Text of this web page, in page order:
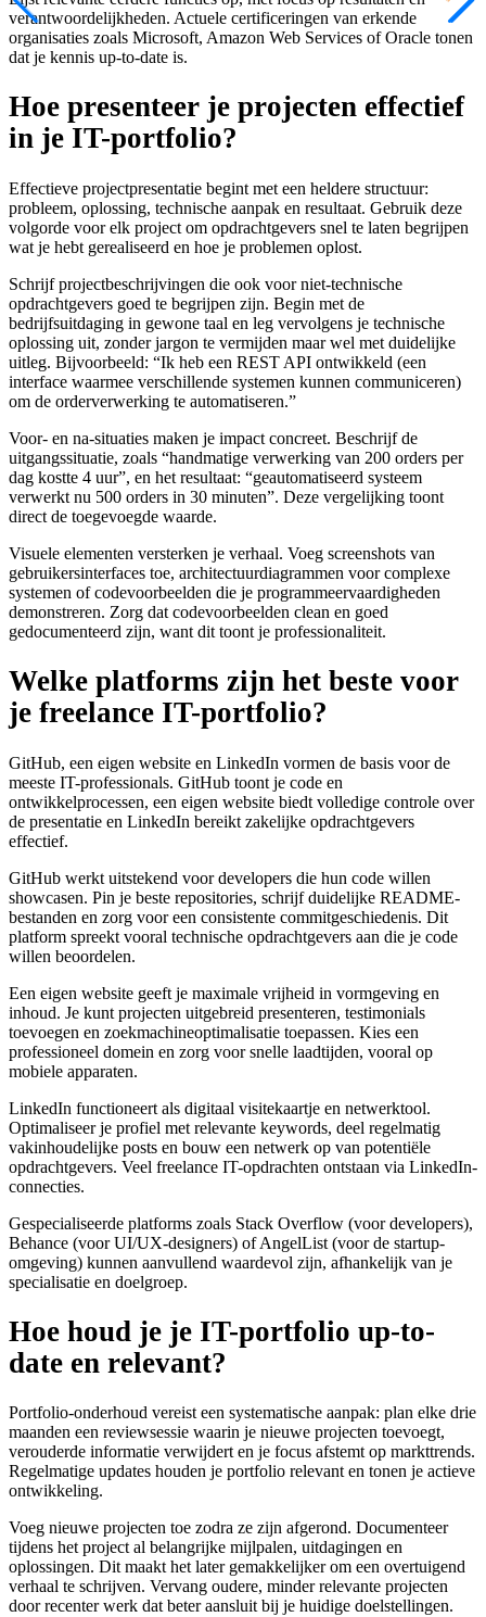
verantwoordelijkheden. Actuele certificeringen van erkende
organisaties zoals Microsoft, Amazon Web Services of Oracle tonen
dat je kennis up-to-date is.
Hoe presenteer je projecten effectief
in je IT-portfolio?
Effectieve projectpresentatie begint met een heldere structuur:
probleem, oplossing, technische aanpak en resultaat. Gebruik deze
volgorde voor elk project om opdrachtgevers snel te laten begrijpen
wat je hebt gerealiseerd en hoe je problemen oplost.
Schrijf projectbeschrijvingen die ook voor niet-technische
opdrachtgevers goed te begrijpen zijn. Begin met de
bedrijfsuitdaging in gewone taal en leg vervolgens je technische
oplossing uit, zonder jargon te vermijden maar wel met duidelijke
uitleg. Bijvoorbeeld: “Ik heb een REST API ontwikkeld (een
interface waarmee verschillende systemen kunnen communiceren)
om de orderverwerking te automatiseren.”
Voor- en na-situaties maken je impact concreet. Beschrijf de
uitgangssituatie, zoals “handmatige verwerking van 200 orders per
dag kostte 4 uur”, en het resultaat: “geautomatiseerd systeem
verwerkt nu 500 orders in 30 minuten”. Deze vergelijking toont
direct de toegevoegde waarde.
Visuele elementen versterken je verhaal. Voeg screenshots van
gebruikersinterfaces toe, architectuurdiagrammen voor complexe
systemen of codevoorbeelden die je programmeervaardigheden
demonstreren. Zorg dat codevoorbeelden clean en goed
gedocumenteerd zijn, want dit toont je professionaliteit.
Welke platforms zijn het beste voor
je freelance IT-portfolio?
GitHub, een eigen website en LinkedIn vormen de basis voor de
meeste IT-professionals. GitHub toont je code en
ontwikkelprocessen, een eigen website biedt volledige controle over
de presentatie en LinkedIn bereikt zakelijke opdrachtgevers
effectief.
GitHub werkt uitstekend voor developers die hun code willen
showcasen. Pin je beste repositories, schrijf duidelijke README-
bestanden en zorg voor een consistente commitgeschiedenis. Dit
platform spreekt vooral technische opdrachtgevers aan die je code
willen beoordelen.
Een eigen website geeft je maximale vrijheid in vormgeving en
inhoud. Je kunt projecten uitgebreid presenteren, testimonials
toevoegen en zoekmachineoptimalisatie toepassen. Kies een
professioneel domein en zorg voor snelle laadtijden, vooral op
mobiele apparaten.
LinkedIn functioneert als digitaal visitekaartje en netwerktool.
Optimaliseer je profiel met relevante keywords, deel regelmatig
vakinhoudelijke posts en bouw een netwerk op van potentiële
opdrachtgevers. Veel freelance IT-opdrachten ontstaan via LinkedIn-
connecties.
Gespecialiseerde platforms zoals Stack Overflow (voor developers),
Behance (voor UI/UX-designers) of AngelList (voor de startup-
omgeving) kunnen aanvullend waardevol zijn, afhankelijk van je
specialisatie en doelgroep.
Hoe houd je je IT-portfolio up-to-
date en relevant?
Portfolio-onderhoud vereist een systematische aanpak: plan elke drie
maanden een review­sessie waarin je nieuwe projecten toevoegt,
verouderde informatie verwijdert en je focus afstemt op markttrends.
Regelmatige updates houden je portfolio relevant en tonen je actieve
ontwikkeling.
Voeg nieuwe projecten toe zodra ze zijn afgerond. Documenteer
tijdens het project al belangrijke mijlpalen, uitdagingen en
oplossingen. Dit maakt het later gemakkelijker om een overtuigend
verhaal te schrijven. Vervang oudere, minder relevante projecten
door recenter werk dat beter aansluit bij je huidige doelstellingen.